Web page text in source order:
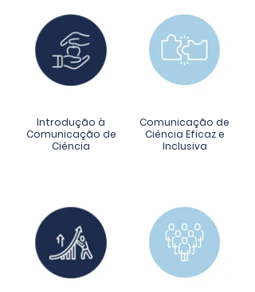
Introdução à
Comunicação de
Ciência
Comunicação de
Ciência Eficaz e
Inclusiva